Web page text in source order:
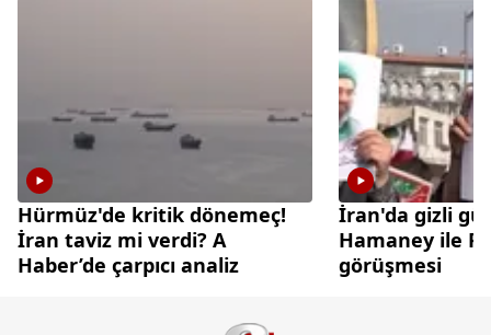
Hürmüz'de kritik dönemeç!
İran taviz mi verdi? A
Haber’de çarpıcı analiz
İran'da gizli güç
Hamaney ile
görüşmesi